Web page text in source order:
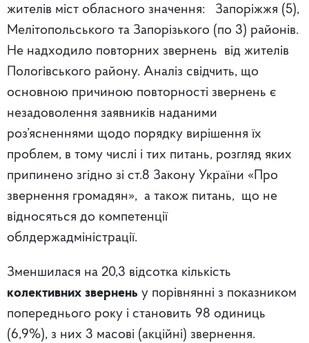
жителів міст обласного значення: Запоріжжя (5),
Мелітопольського та Запорізького (по 3) районів.
Не надходило повторних звернень від жителів
Пологівського району. Аналіз свідчить, що
основною причиною повторності звернень є
незадоволення заявників наданими
роз’ясненнями щодо порядку вирішення їх
проблем, в тому числі і тих питань, розгляд яких
припинено згідно зі ст.8 Закону України «Про
звернення громадян», а також питань, що не
відносяться до компетенції
облдержадміністрації.
Зменшилася на 20,3 відсотка кількість
колективних звернень у порівнянні з показником
попереднього року і становить 98 одиниць
(6,9%), з них 3 масові (акційні) звернення.